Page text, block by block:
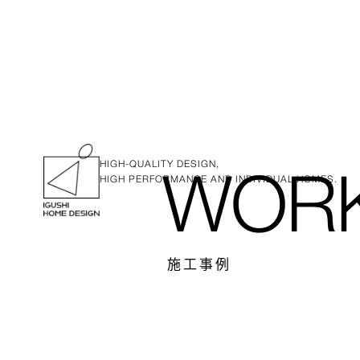
HIGH-QUALITY DESIGN,
HIGH PERFORMANCE AND INDIVIDUAL HOMES.
施工事例